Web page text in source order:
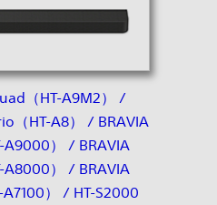
（HT-A9M2） /
（HT-A8） / BRAVIA
A9000） / BRAVIA
A8000） / BRAVIA
） / HT-S2000